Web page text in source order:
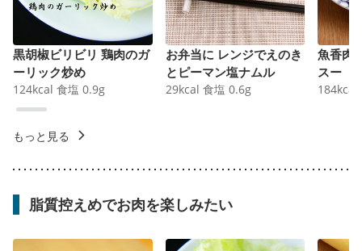
黒胡椒ビリビリ 鶏肉のガ
ーリック炒め
124kcal 食塩 0.9g
お弁当に レンジでえのき
とピーマン塩ナムル
29kcal 食塩 0.6g
魚香肉
スー
184kcal
もっと見る
脂質控えめでお肉を楽しみたい